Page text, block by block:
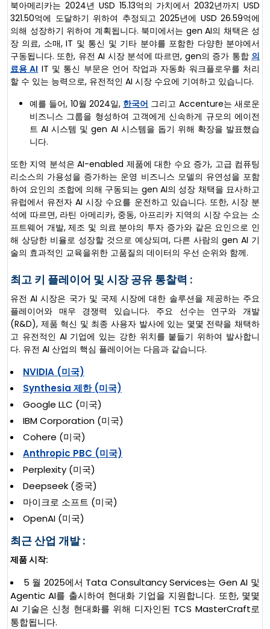
북아메리카는 2024년 USD 15.13억의 가치에서 2032년까지 USD
321.50억에 도달하기 위하여 추정되고 2025년에 USD 26.59억에
의해 성장하기 위하여 계획됩니다. 북미에서는 gen AI의 채택은 성
장 의료, 소매, IT 및 통신 및 기타 분야를 포함한 다양한 분야에서
구동됩니다. 또한, 유전 AI 시장 분석에 따르면, gen의 증가 통합 의
료용 AI IT 및 통신 부문은 언어 작업과 자동화 워크플로우를 처리
할 수 있는 능력으로, 유전적인 AI 시장 수요에 기여하고 있습니다.
예를 들어, 10월 2024일, 한국어 그리고 Accenture는 새로운
비즈니스 그룹을 형성하여 고객에게 신속하게 규모의 에이전
트 AI 시스템 및 gen AI 시스템을 돕기 위해 확장을 발표했습
니다.
또한 지역 분석은 AI-enabled 제품에 대한 수요 증가, 고급 컴퓨팅
리소스의 가용성을 증가하는 운영 비즈니스 모델의 유연성을 포함
하여 요인의 조합에 의해 구동되는 gen AI의 성장 채택을 묘사하고
유럽에서 유전자 AI 시장 수요를 운전하고 있습니다. 또한, 시장 분
석에 따르면, 라틴 아메리카, 중동, 아프리카 지역의 시장 수요는 소
프트웨어 개발, 제조 및 의료 분야의 투자 증가와 같은 요인으로 인
해 상당한 비율로 성장할 것으로 예상되며, 다른 사람의 gen AI 기
술의 효과적인 교육을위한 고품질의 데이터의 우선 순위와 함께.
최고 키 플레이어 및 시장 공유 통찰력 :
유전 AI 시장은 국가 및 국제 시장에 대한 솔루션을 제공하는 주요
플레이어와 매우 경쟁력 있습니다. 주요 선수는 연구와 개발
(R&D), 제품 혁신 및 최종 사용자 발사에 있는 몇몇 전략을 채택하
고 유전적인 AI 기업에 있는 강한 위치를 붙들기 위하여 발사합니
다. 유전 AI 산업의 핵심 플레이어는 다음과 같습니다.
NVIDIA (미국)
Synthesia 제한 (미국)
Google LLC (미국)
IBM Corporation (미국)
Cohere (미국)
Anthropic PBC (미국)
Perplexity (미국)
Deepseek (중국)
마이크로 소프트 (미국)
OpenAI (미국)
최근 산업 개발 :
제품 시작:
5 월 2025에서 Tata Consultancy Services는 Gen AI 및
Agentic AI를 출시하여 현대화 기업을 지원합니다. 또한, 몇몇
AI 기술은 신청 현대화를 위해 디자인된 TCS MasterCraft로
통합됩니다.